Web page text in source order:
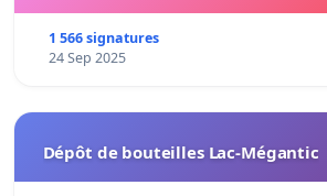
1 566 signatures
24 Sep 2025
Dépôt de bouteilles Lac-Mégantic